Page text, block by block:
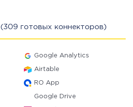
(309 готовых коннекторов)
Google Analytics
Airtable
RO App
Google Drive